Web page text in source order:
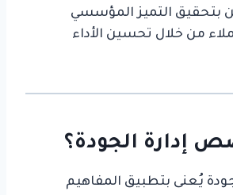
بتحقيق التميز المؤسسي
من خلال تحسين الأداء
إدارة الجودة؟
يُعنى بتطبيق المفاهيم